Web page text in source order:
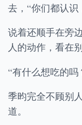
去，“你们都认识
说着还顺手在旁
人的动作，看在
“有什么想吃的吗
季昀完全不顾别
道。